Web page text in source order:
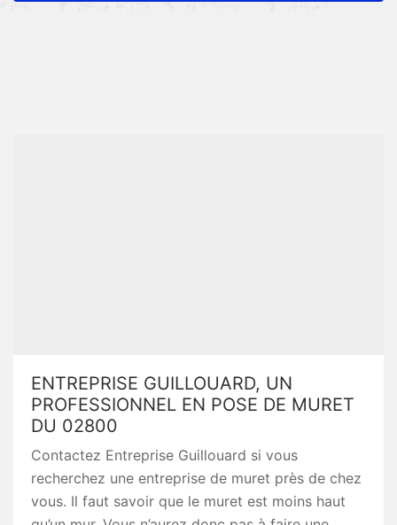
ENTREPRISE GUILLOUARD, UN
PROFESSIONNEL EN POSE DE MURET
DU 02800
Contactez Entreprise Guillouard si vous
recherchez une entreprise de muret près de chez
vous. Il faut savoir que le muret est moins haut